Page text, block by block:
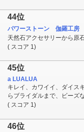
44位
パワーストーン 伽羅工房
天然石アクセサリーから原
( スコア 1)
45位
a LUALUA
キレイ、カワイイ、ダイス
らブライダルまで、ビーズ
( スコア 1)
46位